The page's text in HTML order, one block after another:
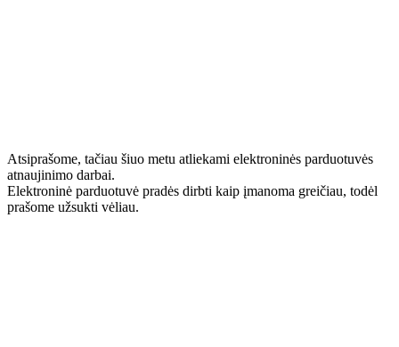
Atsiprašome, tačiau šiuo metu atliekami elektroninės parduotuvės
atnaujinimo darbai.
Elektroninė parduotuvė pradės dirbti kaip įmanoma greičiau, todėl
prašome užsukti vėliau.